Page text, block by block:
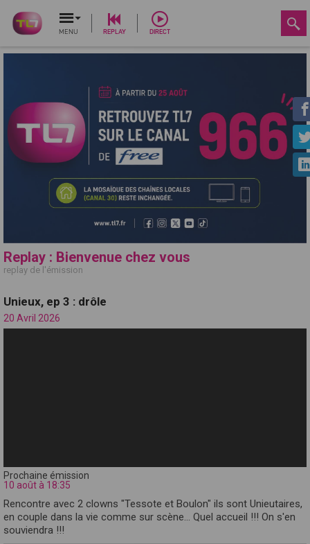
MENU REPLAY DIRECT
Replay : Bienvenue chez vous
replay de l'émission
Unieux, ep 3 : drôle
20 Avril 2026
Prochaine émission
10 août à 18:35
Rencontre avec 2 clowns "Tessote et Boulon" ils sont Unieutaires,
en couple dans la vie comme sur scène... Quel accueil !!! On s'en
souviendra !!!